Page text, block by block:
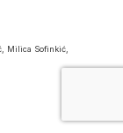
Milica Sofinkić,